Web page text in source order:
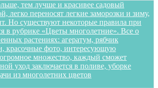
тем лучше и красивее садовый
переносят легкие заморозки и зиму,
Но существуют некоторые правила при
в рубрике «Цветы многолетние». Все о
растениях: агератум, рябчик
красочные фото, интересующую
множество, каждый сможет
уход заключается в поливе, уборке
из многолетних цветов